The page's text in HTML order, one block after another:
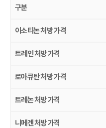
구분
이소티논 처방 가격
트레인 처방 가격
로아큐탄 처방 가격
트레논 처방 가격
니메겐 처방 가격